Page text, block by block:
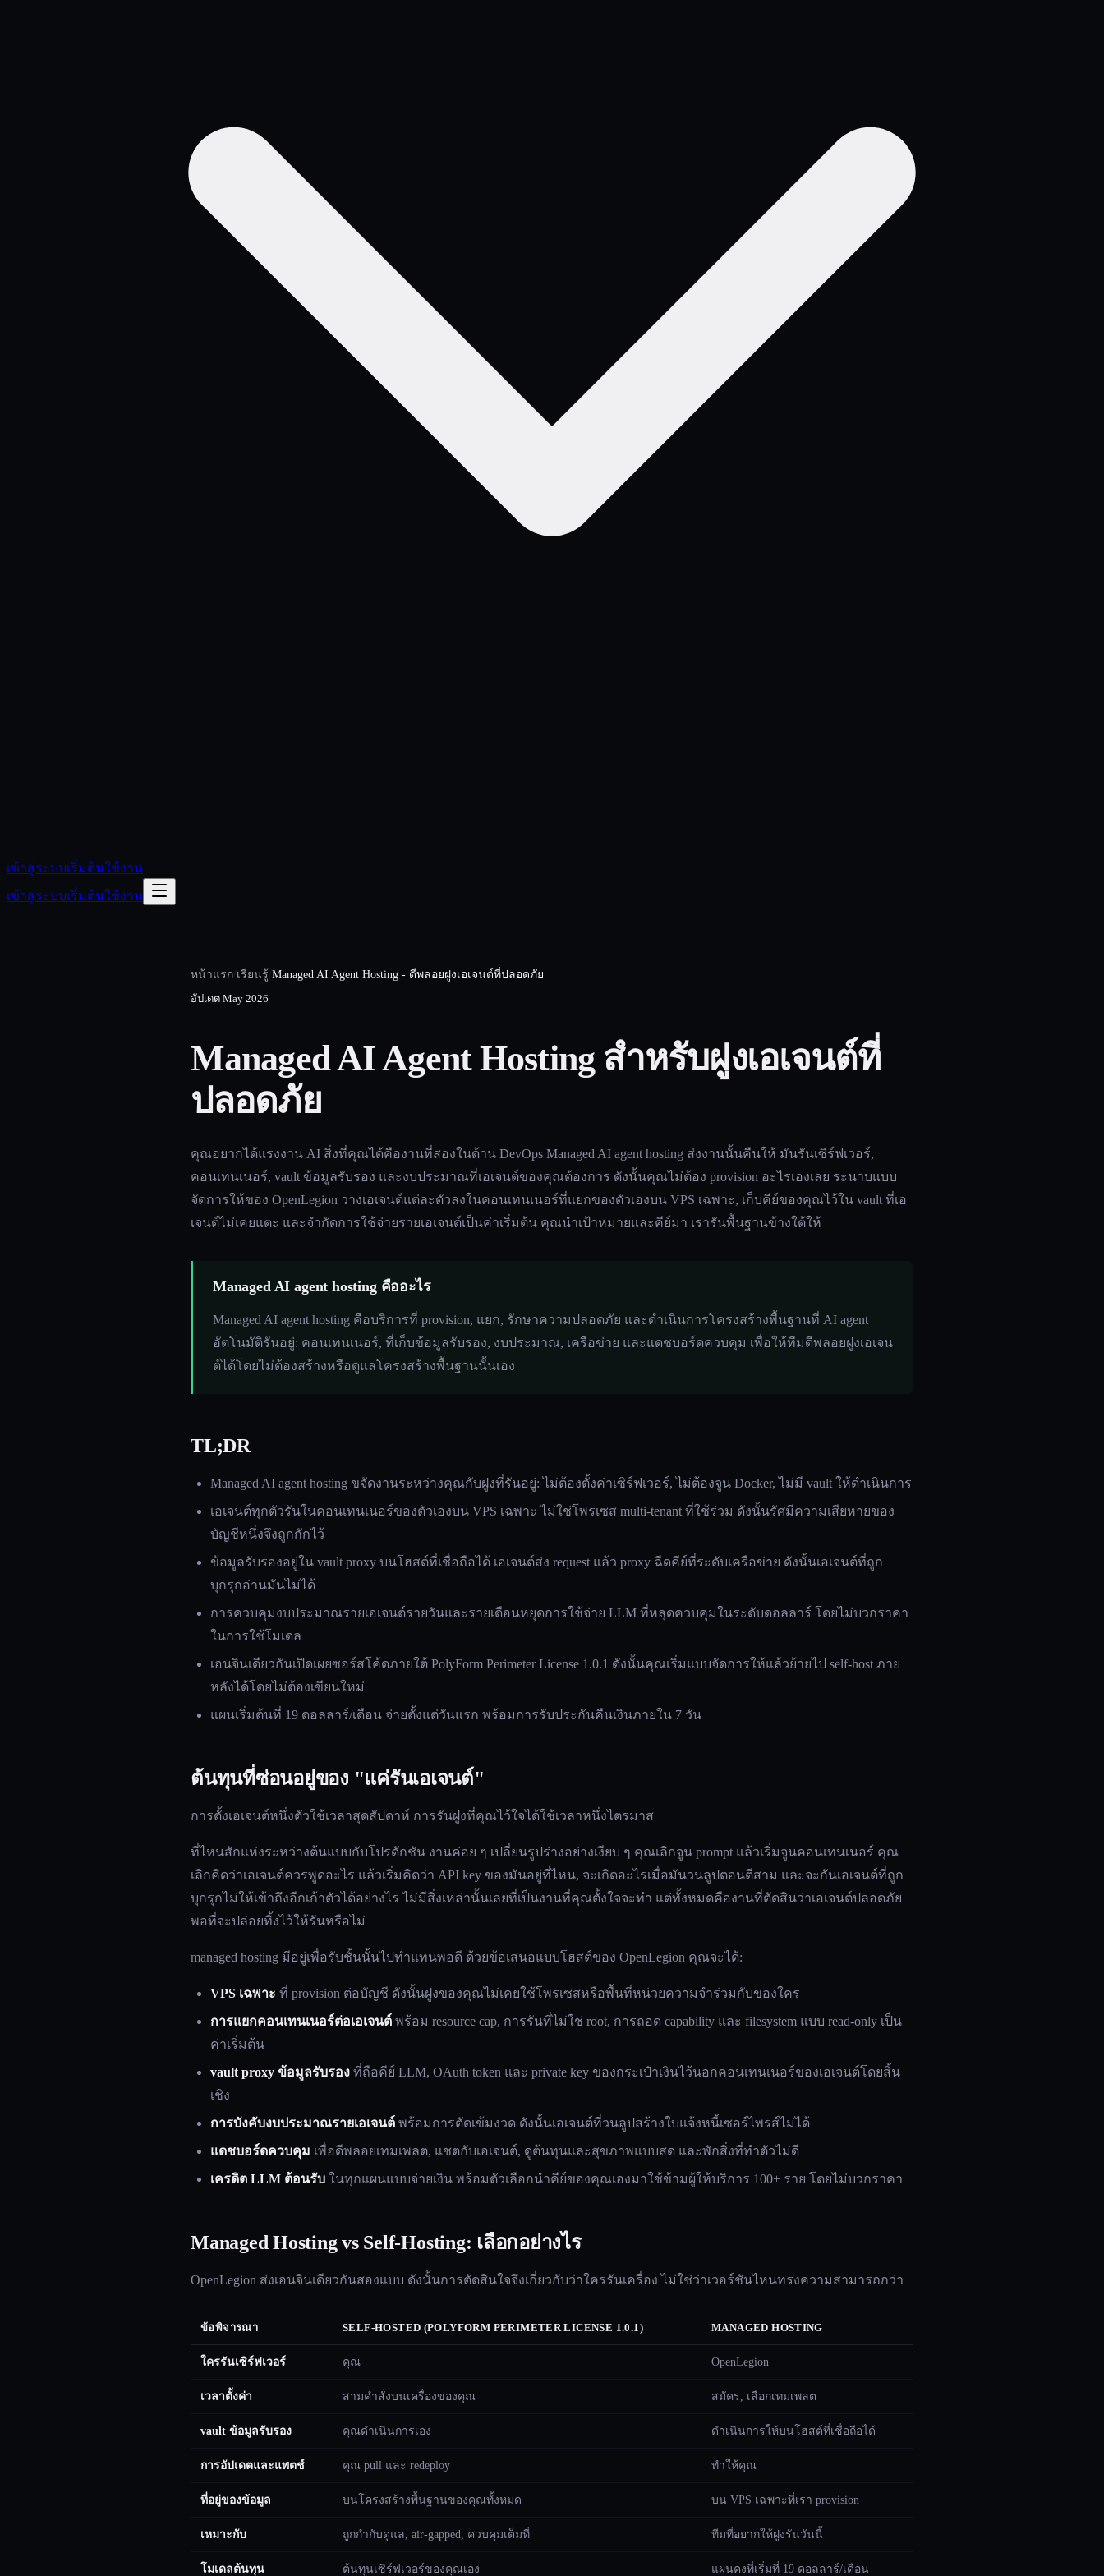
เข้าสู่ระบบเริ่มต้นใช้งาน
เข้าสู่ระบบเริ่มต้นใช้งาน
หน้าแรก/เรียนรู้/Managed AI Agent Hosting - ดีพลอยฝูงเอเจนต์ที่ปลอดภัย
อัปเดต May 2026
Managed AI Agent Hosting สำหรับฝูงเอเจนต์ที่
ปลอดภัย
คุณอยากได้แรงงาน AI สิ่งที่คุณได้คืองานที่สองในด้าน DevOps Managed AI agent hosting ส่งงานนั้นคืนให้ มันรันเซิร์ฟเวอร์,
คอนเทนเนอร์, vault ข้อมูลรับรอง และงบประมาณที่เอเจนต์ของคุณต้องการ ดังนั้นคุณไม่ต้อง provision อะไรเองเลย ระนาบแบบ
จัดการให้ของ OpenLegion วางเอเจนต์แต่ละตัวลงในคอนเทนเนอร์ที่แยกของตัวเองบน VPS เฉพาะ, เก็บคีย์ของคุณไว้ใน vault ที่เอ
เจนต์ไม่เคยแตะ และจำกัดการใช้จ่ายรายเอเจนต์เป็นค่าเริ่มต้น คุณนำเป้าหมายและคีย์มา เรารันพื้นฐานข้างใต้ให้
Managed AI agent hosting คืออะไร
Managed AI agent hosting คือบริการที่ provision, แยก, รักษาความปลอดภัย และดำเนินการโครงสร้างพื้นฐานที่ AI agent
อัตโนมัติรันอยู่: คอนเทนเนอร์, ที่เก็บข้อมูลรับรอง, งบประมาณ, เครือข่าย และแดชบอร์ดควบคุม เพื่อให้ทีมดีพลอยฝูงเอเจน
ต์ได้โดยไม่ต้องสร้างหรือดูแลโครงสร้างพื้นฐานนั้นเอง
TL;DR
Managed AI agent hosting ขจัดงานระหว่างคุณกับฝูงที่รันอยู่: ไม่ต้องตั้งค่าเซิร์ฟเวอร์, ไม่ต้องจูน Docker, ไม่มี vault ให้ดำเนินการ
เอเจนต์ทุกตัวรันในคอนเทนเนอร์ของตัวเองบน VPS เฉพาะ ไม่ใช่โพรเซส multi-tenant ที่ใช้ร่วม ดังนั้นรัศมีความเสียหายของ
บัญชีหนึ่งจึงถูกกักไว้
ข้อมูลรับรองอยู่ใน vault proxy บนโฮสต์ที่เชื่อถือได้ เอเจนต์ส่ง request แล้ว proxy ฉีดคีย์ที่ระดับเครือข่าย ดังนั้นเอเจนต์ที่ถูก
บุกรุกอ่านมันไม่ได้
การควบคุมงบประมาณรายเอเจนต์รายวันและรายเดือนหยุดการใช้จ่าย LLM ที่หลุดควบคุมในระดับดอลลาร์ โดยไม่บวกราคา
ในการใช้โมเดล
เอนจินเดียวกันเปิดเผยซอร์สโค้ดภายใต้ PolyForm Perimeter License 1.0.1 ดังนั้นคุณเริ่มแบบจัดการให้แล้วย้ายไป self-host ภาย
หลังได้โดยไม่ต้องเขียนใหม่
แผนเริ่มต้นที่ 19 ดอลลาร์/เดือน จ่ายตั้งแต่วันแรก พร้อมการรับประกันคืนเงินภายใน 7 วัน
ต้นทุนที่ซ่อนอยู่ของ "แค่รันเอเจนต์"
การตั้งเอเจนต์หนึ่งตัวใช้เวลาสุดสัปดาห์ การรันฝูงที่คุณไว้ใจได้ใช้เวลาหนึ่งไตรมาส
ที่ไหนสักแห่งระหว่างต้นแบบกับโปรดักชัน งานค่อย ๆ เปลี่ยนรูปร่างอย่างเงียบ ๆ คุณเลิกจูน prompt แล้วเริ่มจูนคอนเทนเนอร์ คุณ
เลิกคิดว่าเอเจนต์ควรพูดอะไร แล้วเริ่มคิดว่า API key ของมันอยู่ที่ไหน, จะเกิดอะไรเมื่อมันวนลูปตอนตีสาม และจะกันเอเจนต์ที่ถูก
บุกรุกไม่ให้เข้าถึงอีกเก้าตัวได้อย่างไร ไม่มีสิ่งเหล่านั้นเลยที่เป็นงานที่คุณตั้งใจจะทำ แต่ทั้งหมดคืองานที่ตัดสินว่าเอเจนต์ปลอดภัย
พอที่จะปล่อยทิ้งไว้ให้รันหรือไม่
managed hosting มีอยู่เพื่อรับชั้นนั้นไปทำแทนพอดี ด้วยข้อเสนอแบบโฮสต์ของ OpenLegion คุณจะได้:
VPS เฉพาะ ที่ provision ต่อบัญชี ดังนั้นฝูงของคุณไม่เคยใช้โพรเซสหรือพื้นที่หน่วยความจำร่วมกับของใคร
การแยกคอนเทนเนอร์ต่อเอเจนต์ พร้อม resource cap, การรันที่ไม่ใช่ root, การถอด capability และ filesystem แบบ read-only เป็น
ค่าเริ่มต้น
vault proxy ข้อมูลรับรอง ที่ถือคีย์ LLM, OAuth token และ private key ของกระเป๋าเงินไว้นอกคอนเทนเนอร์ของเอเจนต์โดยสิ้น
เชิง
การบังคับงบประมาณรายเอเจนต์ พร้อมการตัดเข้มงวด ดังนั้นเอเจนต์ที่วนลูปสร้างใบแจ้งหนี้เซอร์ไพรส์ไม่ได้
แดชบอร์ดควบคุม เพื่อดีพลอยเทมเพลต, แชตกับเอเจนต์, ดูต้นทุนและสุขภาพแบบสด และพักสิ่งที่ทำตัวไม่ดี
เครดิต LLM ต้อนรับ ในทุกแผนแบบจ่ายเงิน พร้อมตัวเลือกนำคีย์ของคุณเองมาใช้ข้ามผู้ให้บริการ 100+ ราย โดยไม่บวกราคา
Managed Hosting vs Self-Hosting: เลือกอย่างไร
OpenLegion ส่งเอนจินเดียวกันสองแบบ ดังนั้นการตัดสินใจจึงเกี่ยวกับว่าใครรันเครื่อง ไม่ใช่ว่าเวอร์ชันไหนทรงความสามารถกว่า
ข้อพิจารณา SELF-HOSTED (POLYFORM PERIMETER LICENSE 1.0.1) MANAGED HOSTING
ใครรันเซิร์ฟเวอร์ คุณ OpenLegion
เวลาตั้งค่า สามคำสั่งบนเครื่องของคุณ สมัคร, เลือกเทมเพลต
vault ข้อมูลรับรอง คุณดำเนินการเอง ดำเนินการให้บนโฮสต์ที่เชื่อถือได้
การอัปเดตและแพตช์ คุณ pull และ redeploy ทำให้คุณ
ที่อยู่ของข้อมูล บนโครงสร้างพื้นฐานของคุณทั้งหมด บน VPS เฉพาะที่เรา provision
เหมาะกับ ถูกกำกับดูแล, air-gapped, ควบคุมเต็มที่ ทีมที่อยากให้ฝูงรันวันนี้
โมเดลต้นทุน ต้นทุนเซิร์ฟเวอร์ของคุณเอง แผนคงที่เริ่มที่ 19 ดอลลาร์/เดือน